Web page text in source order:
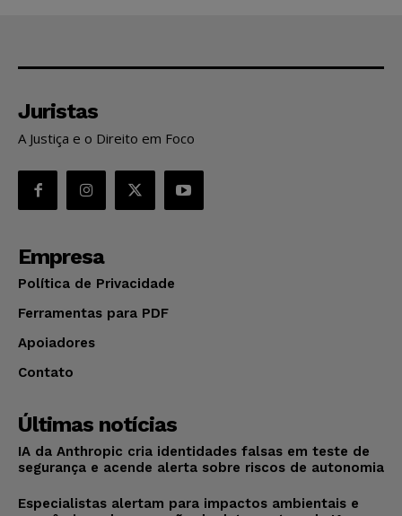
Juristas
A Justiça e o Direito em Foco
Empresa
Política de Privacidade
Ferramentas para PDF
Apoiadores
Contato
Últimas notícias
IA da Anthropic cria identidades falsas em teste de
segurança e acende alerta sobre riscos de autonomia
Especialistas alertam para impactos ambientais e